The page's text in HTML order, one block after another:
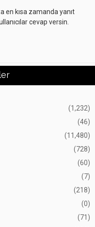
en kısa zamanda yanıt
cevap versin.
(1,232)
(46)
(11,480)
(728)
(60)
(7)
(218)
(0)
(71)